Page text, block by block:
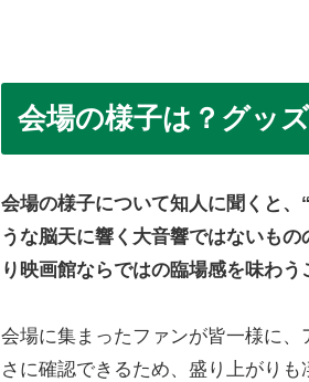
会場の様子は？グッ
会場の様子について知人に聞くと
うな脳天に響く大音響ではないも
り映画館ならではの臨場感を味わう
会場に集まったファンが皆一様に
さに確認できるため、盛り上がりも